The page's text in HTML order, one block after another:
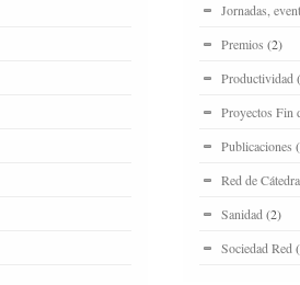
Jornadas,
Premios (2)
Productividad
Proyectos Fin
Publicaciones
Red de
Sanidad (2)
Sociedad Red